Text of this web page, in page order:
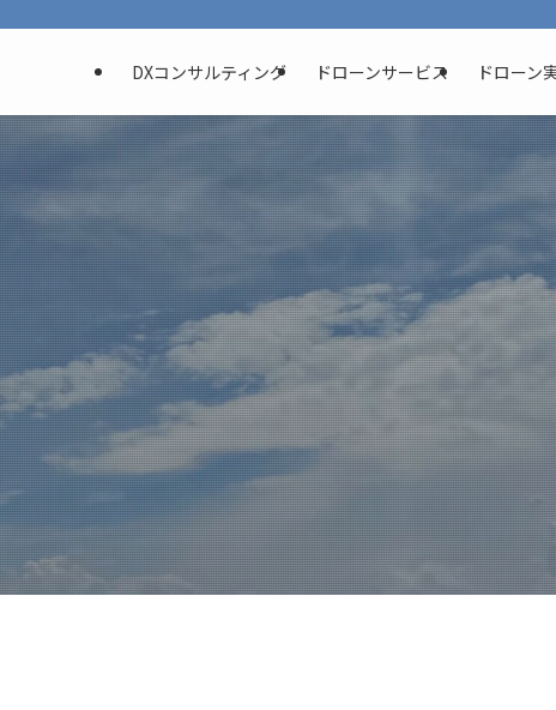
DXコンサルティング ドローンサービス ドローン